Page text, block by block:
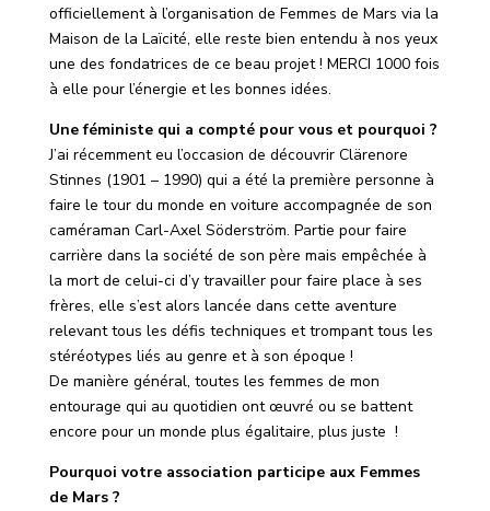
officiellement à l’organisation de Femmes de Mars via la
Maison de la Laïcité, elle reste bien entendu à nos yeux
une des fondatrices de ce beau projet ! MERCI 1000 fois
à elle pour l’énergie et les bonnes idées.
Une féministe qui a compté pour vous et pourquoi ?
J’ai récemment eu l’occasion de découvrir Clärenore
Stinnes (1901 – 1990) qui a été la première personne à
faire le tour du monde en voiture accompagnée de son
caméraman Carl-Axel Söderström. Partie pour faire
carrière dans la société de son père mais empêchée à
la mort de celui-ci d’y travailler pour faire place à ses
frères, elle s’est alors lancée dans cette aventure
relevant tous les défis techniques et trompant tous les
stéréotypes liés au genre et à son époque !
De manière général, toutes les femmes de mon
entourage qui au quotidien ont œuvré ou se battent
encore pour un monde plus égalitaire, plus juste !
Pourquoi votre association participe aux Femmes
de Mars ?